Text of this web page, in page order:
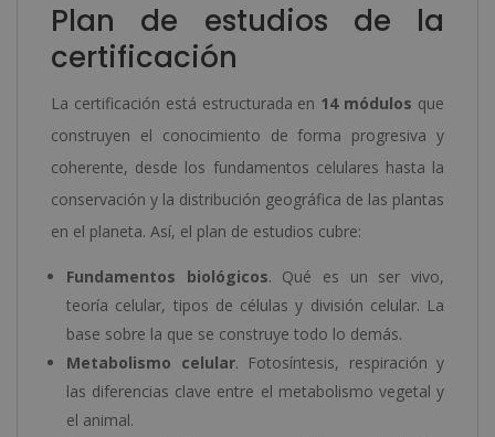
Plan de estudios de la
certificación
La certificación está estructurada en 14 módulos que
construyen el conocimiento de forma progresiva y
coherente, desde los fundamentos celulares hasta la
conservación y la distribución geográfica de las plantas
en el planeta. Así, el plan de estudios cubre:
Fundamentos biológicos. Qué es un ser vivo,
teoría celular, tipos de células y división celular. La
base sobre la que se construye todo lo demás.
Metabolismo celular. Fotosíntesis, respiración y
las diferencias clave entre el metabolismo vegetal y
el animal.